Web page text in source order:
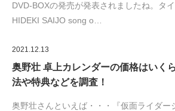
DVD-BOXの発売が発表されましたね。タ
HIDEKI SAIJO song o…
2021.12.13
奥野壮 卓上カレンダーの価格はいく
法や特典などを調査！
奥野壮さんといえば・・・『仮面ライダー